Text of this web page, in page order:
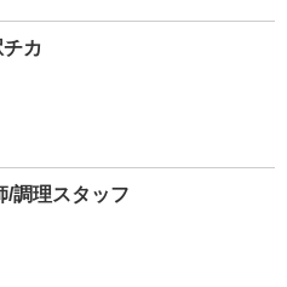
カ
/調理スタッフ